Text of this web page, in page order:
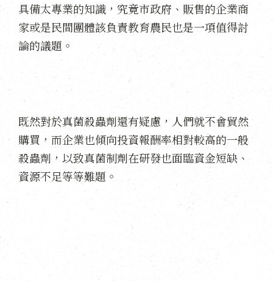
具備太專業的知識，究竟市政府、販售的企業商
家或是民間團體該負責教育農民也是一項值得討
論的議題。
既然對於真菌殺蟲劑還有疑慮， 人們就不會貿然
購買，而企業也傾向投資報酬率相對較高的一般
殺蟲劑，以致真菌制劑在研發也面臨資金短缺、
資源不足等等難題。